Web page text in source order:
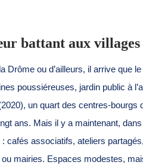
battant aux villages
Drôme ou d’ailleurs, il arrive que
poussiéreuses, jardin public à
un quart des centres-
ans. Mais il y a maintenant,
: cafés associatifs, ateliers
ou mairies. Espaces modestes,